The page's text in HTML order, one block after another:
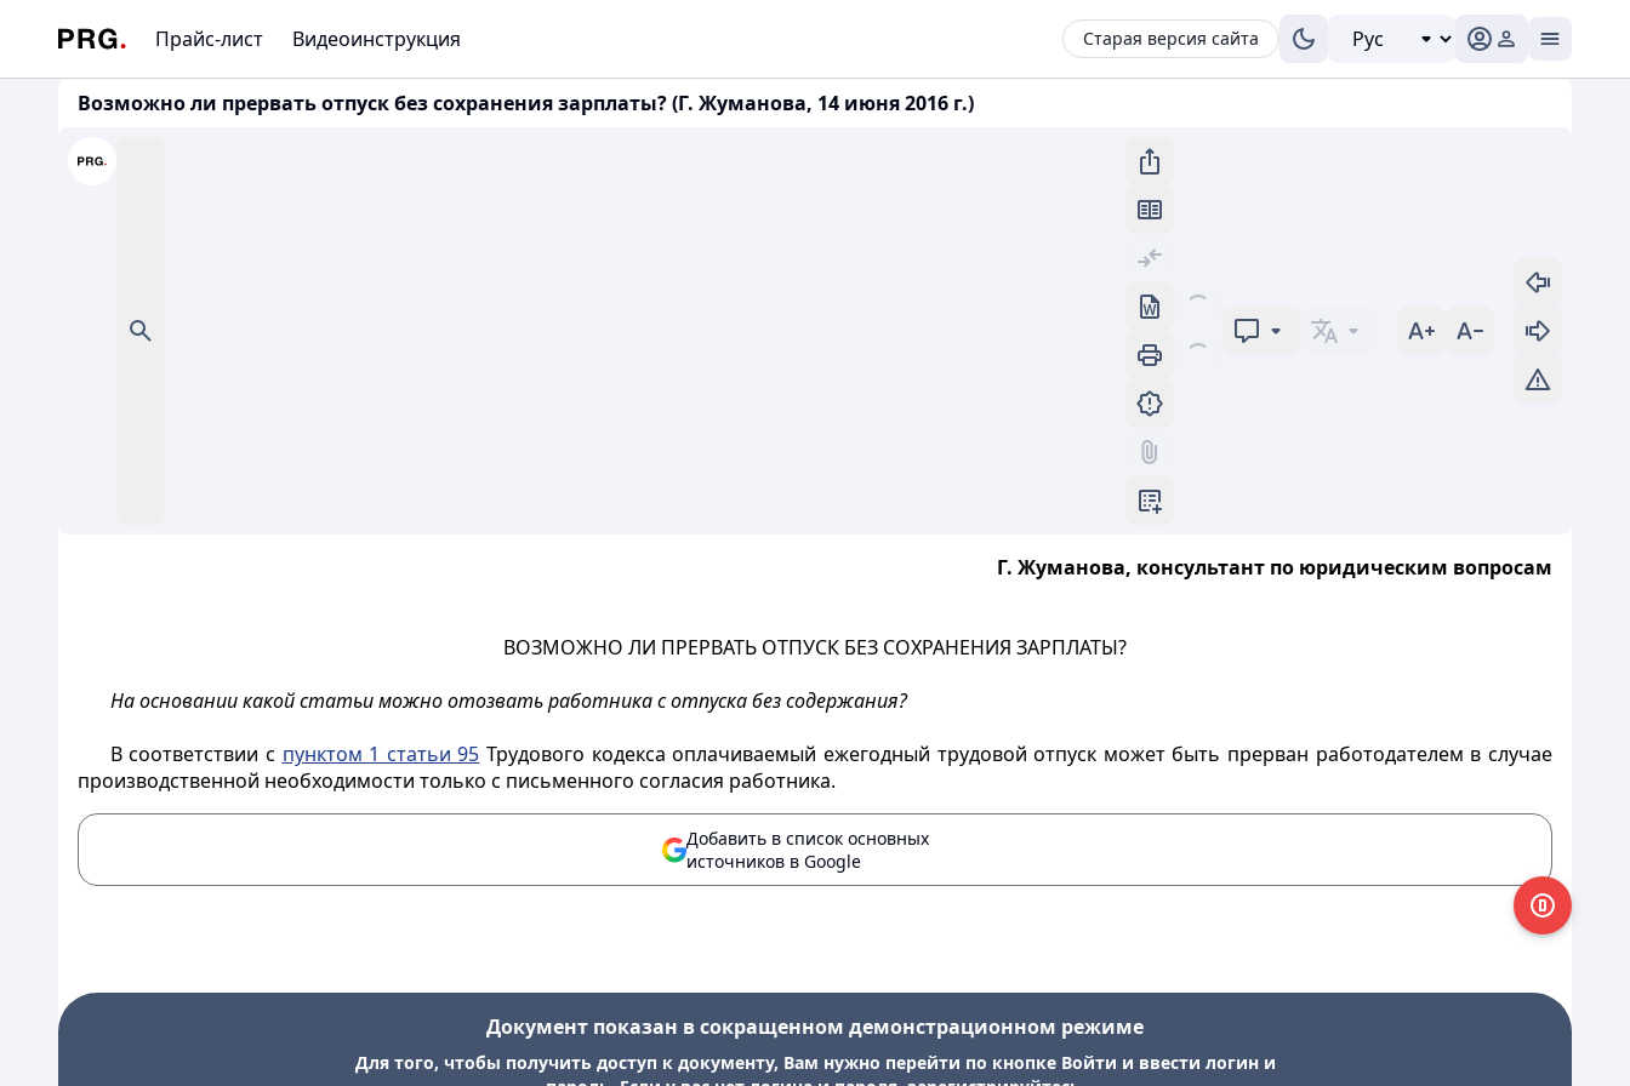
Прайс-лист Видеоинструкция Старая версия сайта
Возможно ли прервать отпуск без сохранения зарплаты? (Г. Жуманова, 14 июня 2016 г.)
Г. Жуманова, консультант по юридическим вопросам
ВОЗМОЖНО ЛИ ПРЕРВАТЬ ОТПУСК БЕЗ СОХРАНЕНИЯ ЗАРПЛАТЫ?
На основании какой статьи можно отозвать работника с отпуска без содержания?
В соответствии с пунктом 1 статьи 95 Трудового кодекса оплачиваемый ежегодный трудовой отпуск может быть прерван работодателем в случае
производственной необходимости только с письменного согласия работника.
Добавить в список основных
источников в Google
Документ показан в сокращенном демонстрационном режиме
Для того, чтобы получить доступ к документу, Вам нужно перейти по кнопке Войти и ввести логин и